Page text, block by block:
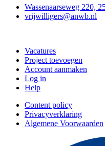
Wassenaarseweg 220,
vrijwilligers@anwb.nl
Vacatures
Project toevoegen
Account aanmaken
Log in
Help
Content policy
Privacyverklaring
Algemene Voorwaarden